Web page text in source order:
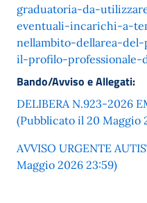
graduatoria-da-
eventuali-incarichi-a-
nellambito-dellarea-
il-profilo-professionale-
Bando/Avviso e Allegati:
DELIBERA N.923-2026
(Pubblicato il 20 Maggio
AVVISO URGENTE
Maggio 2026 23:59)